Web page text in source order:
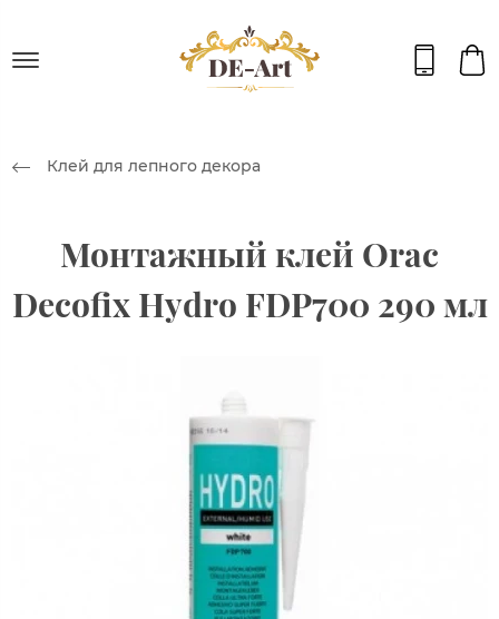
Клей для лепного декора
Монтажный клей Orac
Decofix Hydro FDP700 290 мл